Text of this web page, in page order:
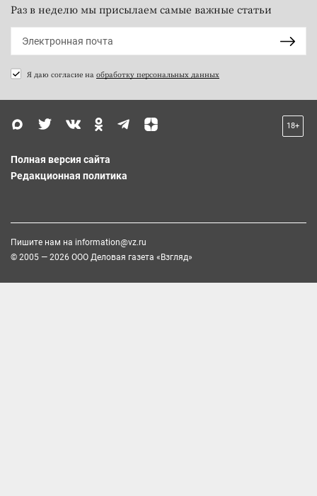
Раз в неделю мы присылаем самые важные статьи
Я даю согласие на обработку персональных данных
18+
Полная версия сайта
Редакционная политика
Пишите нам на information@vz.ru
© 2005 — 2026 ООО Деловая газета «Взгляд»